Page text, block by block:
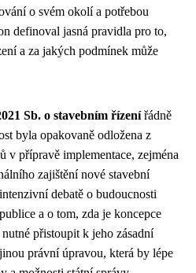
o svém okolí a potřebou
definoval jasná pravidla pro to,
a za jakých podmínek může
Sb. o stavebním řízenířádně
byla opakovaně odložena z
v přípravě implementace, zejména
zajištění nové stavební
debatě o budoucnosti
a o tom, zda je koncepce
přistoupit k jeho zásadní
právní úpravou, která by lépe